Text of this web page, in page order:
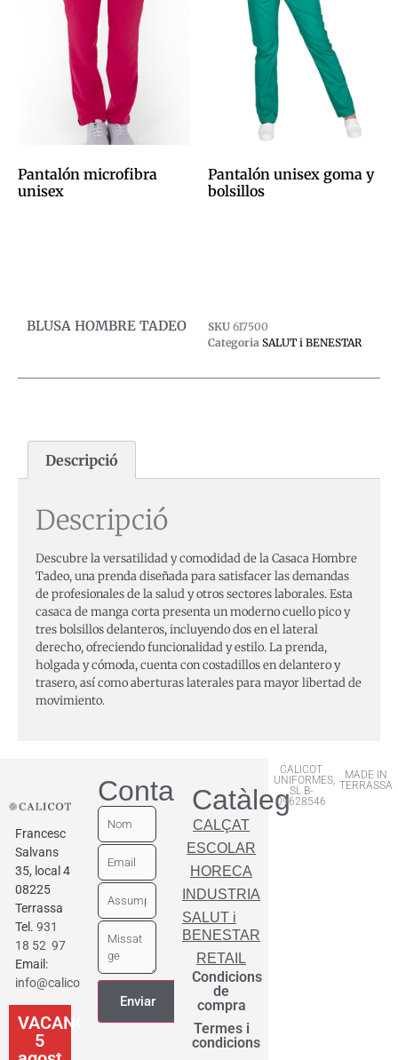
Pantalón microfibra
unisex
Pantalón unisex goma y
bolsillos
BLUSA HOMBRE TADEO SKU 617500
Categoria SALUT i BENESTAR
Descripció
Descripció
Descubre la versatilidad y comodidad de la Casaca Hombre
Tadeo, una prenda diseñada para satisfacer las demandas
de profesionales de la salud y otros sectores laborales. Esta
casaca de manga corta presenta un moderno cuello pico y
tres bolsillos delanteros, incluyendo dos en el lateral
derecho, ofreciendo funcionalidad y estilo. La prenda,
holgada y cómoda, cuenta con costadillos en delantero y
trasero, así como aberturas laterales para mayor libertad de
movimiento.
Francesc
Salvans
35, local 4
08225
Terrassa
Tel. 931
18 52 97
Email:
info@calicot.cat
VACANCES
5
ContactarCatàleg
CALÇAT
ESCOLAR
HORECA
INDUSTRIA
SALUT i
BENESTAR
RETAIL
Condicions
de
compra
Termes i
condicions
CALICOT
UNIFORMES,
SL B-
09628546
MADE IN
TERRASSA